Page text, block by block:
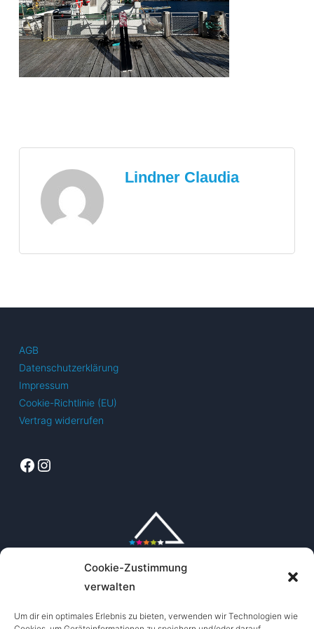
Cookie-Zustimmung
verwalten
Um dir ein optimales Erlebnis zu bieten, verwenden wir Technologien wie
Lindner Claudia
AGB
Datenschutzerklärung
Impressum
Cookie-Richtlinie (EU)
Vertrag widerrufen
Facebook
Instagram